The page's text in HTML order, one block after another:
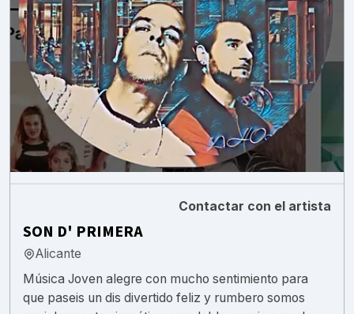
Contactar con el artista
SON D' PRIMERA
Alicante
Música Joven alegre con mucho sentimiento para
que paseis un dis divertido feliz y rumbero somos